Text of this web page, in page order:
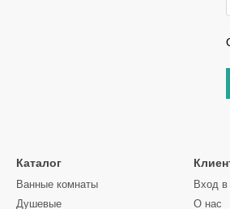
Каталог
Ванные комнаты
Душевые
Вход в
О нас